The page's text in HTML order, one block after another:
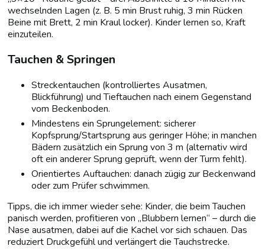
wechselnden Lagen (z. B. 5 min Brust ruhig, 3 min Rücken
Beine mit Brett, 2 min Kraul locker). Kinder lernen so, Kraft
einzuteilen.
Tauchen & Springen
Streckentauchen (kontrolliertes Ausatmen,
Blickführung) und Tieftauchen nach einem Gegenstand
vom Beckenboden.
Mindestens ein Sprungelement: sicherer
Kopfsprung/Startsprung aus geringer Höhe; in manchen
Bädern zusätzlich ein Sprung von 3 m (alternativ wird
oft ein anderer Sprung geprüft, wenn der Turm fehlt).
Orientiertes Auftauchen: danach zügig zur Beckenwand
oder zum Prüfer schwimmen.
Tipps, die ich immer wieder sehe: Kinder, die beim Tauchen
panisch werden, profitieren von „Blubbern lernen“ – durch die
Nase ausatmen, dabei auf die Kachel vor sich schauen. Das
reduziert Druckgefühl und verlängert die Tauchstrecke.